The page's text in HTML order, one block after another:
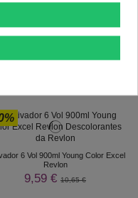
Este
6 Vol 900ml Young Color Excel
Revlon
9,59 € 10,65 €